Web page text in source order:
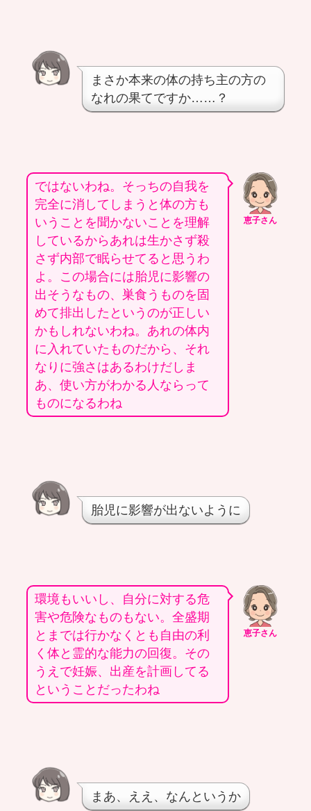
まさか本来の体の持ち主の方の
なれの果てですか……？
恵子さん
ではないわね。そっちの自我を
完全に消してしまうと体の方も
いうことを聞かないことを理解
しているからあれは生かさず殺
さず内部で眠らせてると思うわ
よ。この場合には胎児に影響の
出そうなもの、巣食うものを固
めて排出したというのが正しい
かもしれないわね。あれの体内
に入れていたものだから、それ
なりに強さはあるわけだしま
あ、使い方がわかる人ならって
ものになるわね
胎児に影響が出ないように
恵子さん
環境もいいし、自分に対する危
害や危険なものもない。全盛期
とまでは行かなくとも自由の利
く体と霊的な能力の回復。その
うえで妊娠、出産を計画してる
ということだったわね
まあ、ええ、なんというか